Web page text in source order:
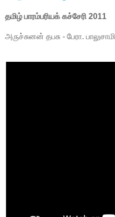
தமிழ் பாரம்பரியக் கச்சேரி 2011
அருச்சுனன் தபசு - பேரா. பாலுசாமி